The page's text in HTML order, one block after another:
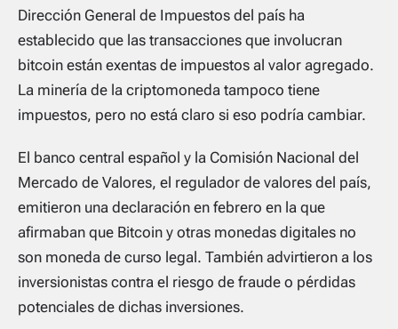
Dirección General de Impuestos del país ha
establecido que las transacciones que involucran
bitcoin están exentas de impuestos al valor agregado.
La minería de la criptomoneda tampoco tiene
impuestos, pero no está claro si eso podría cambiar.
El banco central español y la Comisión Nacional del
Mercado de Valores, el regulador de valores del país,
emitieron una declaración en febrero en la que
afirmaban que Bitcoin y otras monedas digitales no
son moneda de curso legal. También advirtieron a los
inversionistas contra el riesgo de fraude o pérdidas
potenciales de dichas inversiones.